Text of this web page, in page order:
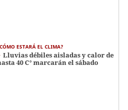
ESTARÁ EL CLIMA?
Lluvias débiles aisladas y calor de
40 C° marcarán el sábado